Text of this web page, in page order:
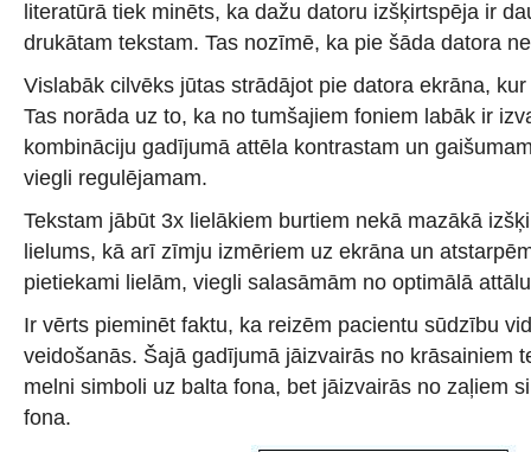
literatūrā tiek minēts, ka dažu datoru izšķirtspēja ir
drukātam tekstam. Tas nozīmē, ka pie šāda datora
Vislabāk cilvēks jūtas strādājot pie datora ekrāna,
Tas norāda uz to, ka no tumšajiem foniem labāk ir
kombināciju gadījumā attēla kontrastam un
viegli regulējamam.
Tekstam jābūt 3x lielākiem burtiem nekā mazākā
lielums, kā arī zīmju izmēriem uz ekrāna un
pietiekami lielām, viegli salasāmām no optimālā
Ir vērts pieminēt faktu, ka reizēm pacientu sūdzību
veidošanās. Šajā gadījumā jāizvairās no krāsainiem
melni simboli uz balta fona, bet jāizvairās no zaļiem
fona.